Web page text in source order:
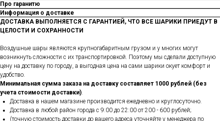
Про гаранитю
Информация о доставке
ДОСТАВКА ВЫПОЛНЯЕТСЯ С ГАРАНТИЕЙ, ЧТО ВСЕ ШАРИКИ ПРИЕДУТ В
ЦЕЛОСТИ И СОХРАННОСТИ
Воздушные шары являются крупногабаритным грузом и у многих могут
возникнуть сложности с их транспортировкой. Поэтому мы сделали доступную
цену на доставку по городу, а выгодная цена на сами шарики окует комфорт и
удобство.
Минимальная сумма заказа на доставку составляет 1000 рублей (без
учета стоимости доставки).
Доставка в нашем магазине производится ежедневно и круглосуточно.
Доставка в любой район города c 9:00 до 22:00 от 200 - 600 рублей;
(точную стоимость доставки до вашего адреса уточняйте у менеджера по